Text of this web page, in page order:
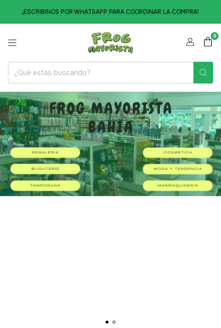
¡ESCRIBINOS POR WHATSAPP PARA COORDINAR LA COMPRA!
0